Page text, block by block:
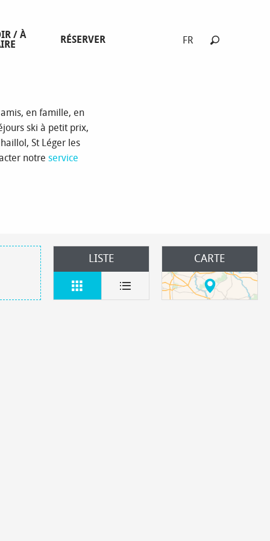
FR
/ À
RÉSERVER
en famille, en
ski à petit prix,
St Léger les
notre service
LISTE CARTE